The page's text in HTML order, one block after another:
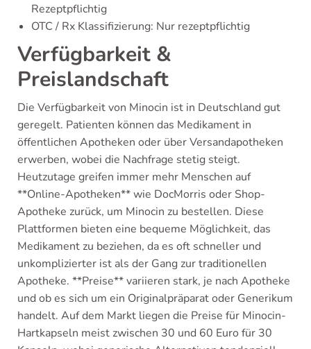
Rezeptpflichtig
OTC / Rx Klassifizierung: Nur rezeptpflichtig
Verfügbarkeit &
Preislandschaft
Die Verfügbarkeit von Minocin ist in Deutschland gut
geregelt. Patienten können das Medikament in
öffentlichen Apotheken oder über Versandapotheken
erwerben, wobei die Nachfrage stetig steigt.
Heutzutage greifen immer mehr Menschen auf
**Online-Apotheken** wie DocMorris oder Shop-
Apotheke zurück, um Minocin zu bestellen. Diese
Plattformen bieten eine bequeme Möglichkeit, das
Medikament zu beziehen, da es oft schneller und
unkomplizierter ist als der Gang zur traditionellen
Apotheke. **Preise** variieren stark, je nach Apotheke
und ob es sich um ein Originalpräparat oder Generikum
handelt. Auf dem Markt liegen die Preise für Minocin-
Hartkapseln meist zwischen 30 und 60 Euro für 30